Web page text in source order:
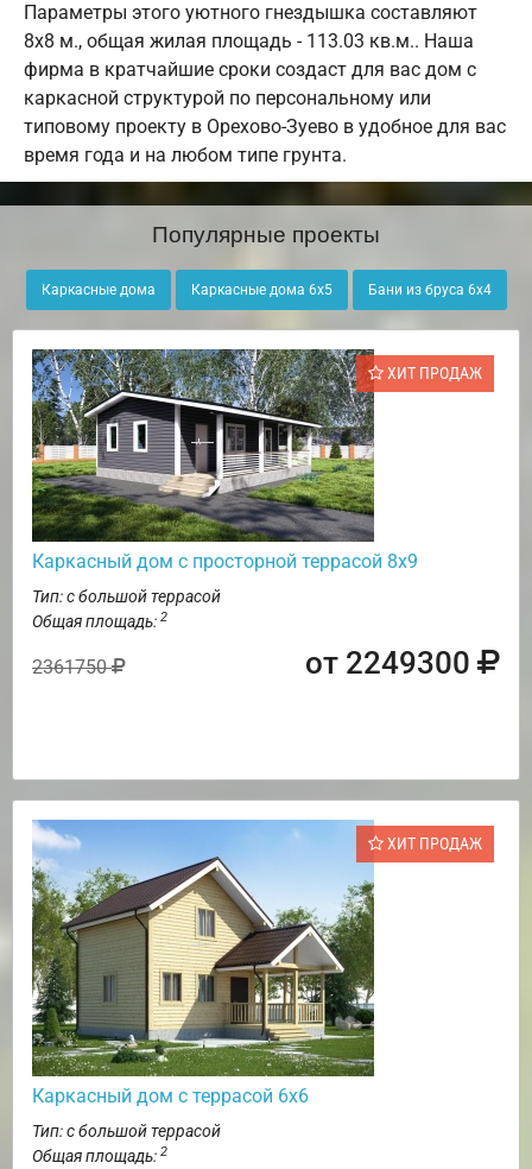
Параметры этого уютного гнездышка составляют
8х8 м., общая жилая площадь - 113.03 кв.м.. Наша
фирма в кратчайшие сроки создаст для вас дом с
каркасной структурой по персональному или
типовому проекту в Орехово-Зуево в удобное для вас
время года и на любом типе грунта.
Популярные проекты
Каркасные дома Каркасные дома 6х5 Бани из бруса 6х4
ХИТ ПРОДАЖ
Каркасный дом с просторной террасой 8х9
Тип: с большой террасой
Общая площадь: 2
2361750 от 2249300
ХИТ ПРОДАЖ
Каркасный дом с террасой 6х6
Тип: с большой террасой
Общая площадь: 2